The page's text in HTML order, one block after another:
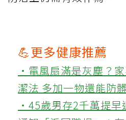
💪更多健康推薦
‧電風扇滿是灰塵？
潔法 多加一物還能防
‧45歲男存2千萬提早